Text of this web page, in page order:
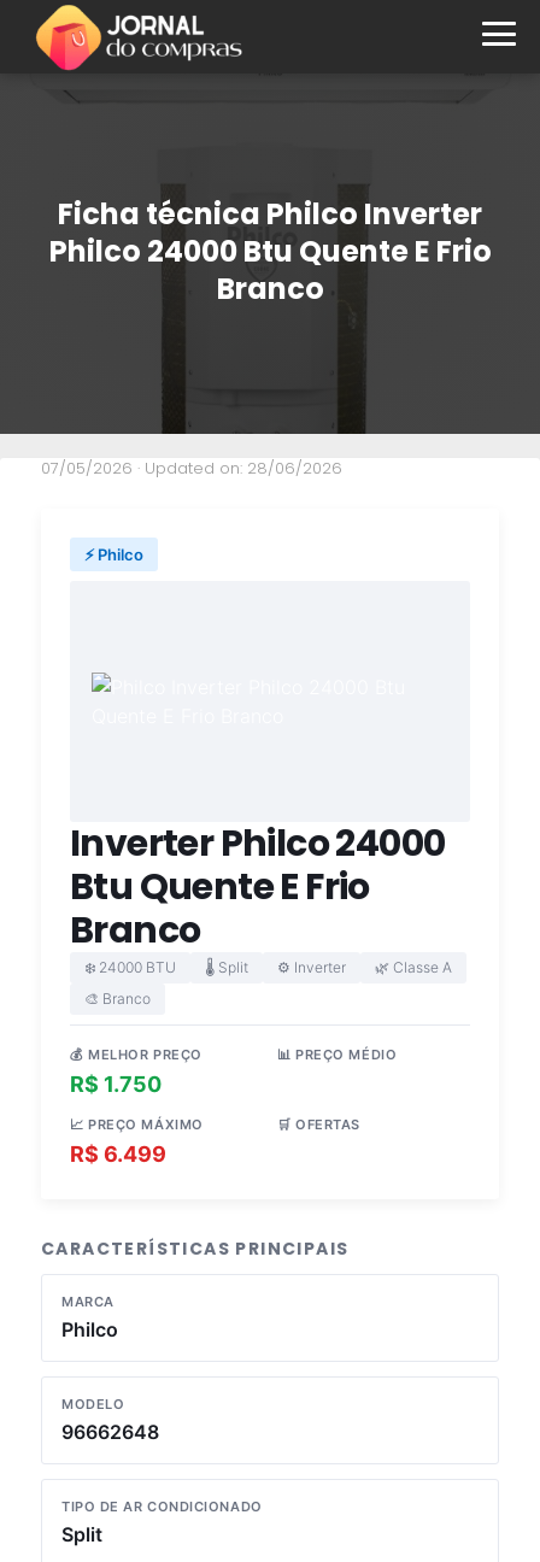
Ficha técnica Philco Inverter
Philco 24000 Btu Quente E Frio
Branco
07/05/2026 · Updated on: 28/06/2026
⚡ Philco
Inverter Philco 24000
Btu Quente E Frio
Branco
❄️ 24000 BTU 🌡️ Split ⚙️ Inverter
🌿 Classe A
🎨 Branco
💰 MELHOR PREÇO
R$ 1.750
📊 PREÇO MÉDIO
📈 PREÇO MÁXIMO
R$ 6.499
🛒 OFERTAS
CARACTERÍSTICAS PRINCIPAIS
MARCA
Philco
MODELO
96662648
TIPO DE AR CONDICIONADO
Split